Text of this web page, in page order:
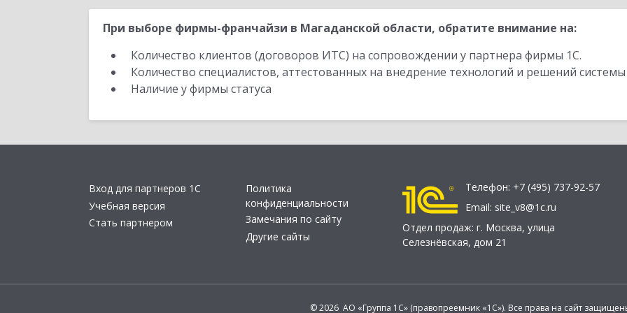
При выборе фирмы-франчайзи в Магаданской области, обратите внимание на:
Количество клиентов (договоров ИТС) на сопровождении у партнера фирмы 1С.
Количество специалистов, аттестованных на внедрение технологий и решений
Наличие у фирмы статуса
Вход для партнеров 1С
Учебная версия
Стать партнером
Политика
конфиденциальности
Замечания по сайту
Другие сайты
Телефон: +7 (495) 737-92-57
Email: site_v8@1c.ru
Отдел продаж: г. Москва, улица
Селезнёвская, дом 21
© 2026 АО «Группа 1С» (правопреемник «1С»). Все права на сайт